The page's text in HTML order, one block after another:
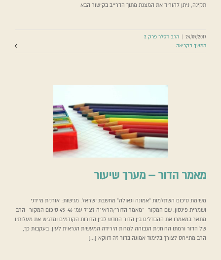
תקינה, ניתן להוריד את המצגת מתוך הדרייב בקישור הבא
24/09/2017
| הרב דסלר פרק 2
המשך בקריאה
מאמר הדור – מערך שיעור
משימת סיכום השתלמות "אמונה וגאולה" מחשבת ישראל. מגישות: אורנית מיידני
ושמרית פינסון. שם המקור- "מאמר הדור"/הראי"ה זצ"ל עמ' 45-46 סיכום המקור- הרב
מתאר במאמרו את ההבדלים בין הדור החדש לבין הדורות הקודמים ומדגיש את מעלותיו
של הדור ורמתו הרוחנית הגבוהה למרות הירידה המעשית הנראית לעין. בעקבות כך,
הרב מתייחס לצורך בלימוד אמונה בדור זה דווקא [...]